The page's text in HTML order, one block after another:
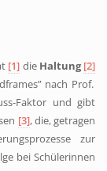
[1] die Haltung [2]
nach Prof.
Faktor und gibt
[3], die, getragen
zur
bei Schülerinnen